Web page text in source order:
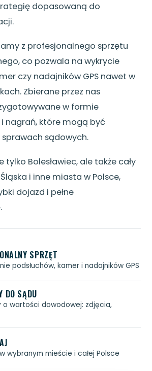
dopasowaną do
z profesjonalnego sprzętu
co pozwala na wykrycie
czy nadajników GPS nawet w
Zbierane przez nas
w formie
nagrań, które mogą być
sądowych.
tylko Bolesławiec, ale także cały
i inne miasta w Polsce,
dojazd i pełne
SPRZĘT
podsłuchów, kamer i nadajników GPS
DO SĄDU
o wartości dowodowej: zdjęcia,
wybranym mieście i całej Polsce